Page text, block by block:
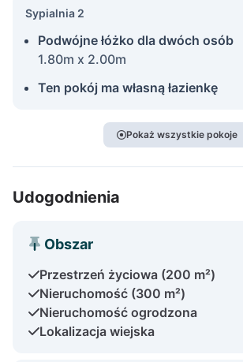
Sypialnia 2
Podwójne łóżko dla dwóch osób
1.80m x 2.00m
Ten pokój ma własną łazienkę
Pokaż wszystkie pokoje
Udogodnienia
Obszar
Przestrzeń życiowa (200 m²)
Nieruchomość (300 m²)
Nieruchomość ogrodzona
Lokalizacja wiejska